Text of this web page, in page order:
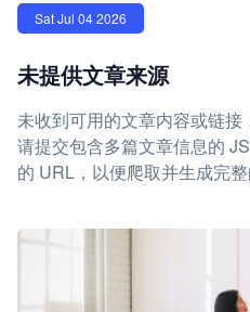
Sat Jul 04 2026
未提供文章来源
未收到可用的文章内容或链接
请提交包含多篇文章信息的
的 URL，以便爬取并生成完整